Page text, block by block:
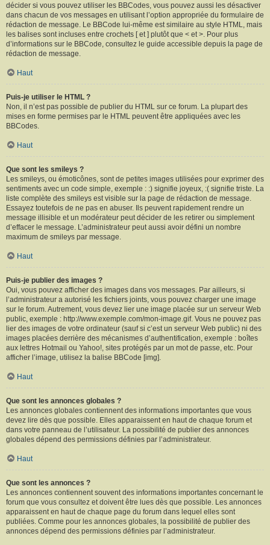
décider si vous pouvez utiliser les BBCodes, vous pouvez aussi les désactiver
dans chacun de vos messages en utilisant l’option appropriée du formulaire de
rédaction de message. Le BBCode lui-même est similaire au style HTML, mais
les balises sont incluses entre crochets [ et ] plutôt que < et >. Pour plus
d’informations sur le BBCode, consultez le guide accessible depuis la page de
rédaction de message.
Haut
Puis-je utiliser le HTML ?
Non, il n’est pas possible de publier du HTML sur ce forum. La plupart des
mises en forme permises par le HTML peuvent être appliquées avec les
BBCodes.
Haut
Que sont les smileys ?
Les smileys, ou émoticônes, sont de petites images utilisées pour exprimer des
sentiments avec un code simple, exemple : :) signifie joyeux, :( signifie triste. La
liste complète des smileys est visible sur la page de rédaction de message.
Essayez toutefois de ne pas en abuser. Ils peuvent rapidement rendre un
message illisible et un modérateur peut décider de les retirer ou simplement
d’effacer le message. L’administrateur peut aussi avoir défini un nombre
maximum de smileys par message.
Haut
Puis-je publier des images ?
Oui, vous pouvez afficher des images dans vos messages. Par ailleurs, si
l’administrateur a autorisé les fichiers joints, vous pouvez charger une image
sur le forum. Autrement, vous devez lier une image placée sur un serveur Web
public, exemple : http://www.exemple.com/mon-image.gif. Vous ne pouvez pas
lier des images de votre ordinateur (sauf si c’est un serveur Web public) ni des
images placées derrière des mécanismes d’authentification, exemple : boîtes
aux lettres Hotmail ou Yahoo!, sites protégés par un mot de passe, etc. Pour
afficher l’image, utilisez la balise BBCode [img].
Haut
Que sont les annonces globales ?
Les annonces globales contiennent des informations importantes que vous
devez lire dès que possible. Elles apparaissent en haut de chaque forum et
dans votre panneau de l’utilisateur. La possibilité de publier des annonces
globales dépend des permissions définies par l’administrateur.
Haut
Que sont les annonces ?
Les annonces contiennent souvent des informations importantes concernant le
forum que vous consultez et doivent être lues dès que possible. Les annonces
apparaissent en haut de chaque page du forum dans lequel elles sont
publiées. Comme pour les annonces globales, la possibilité de publier des
annonces dépend des permissions définies par l’administrateur.